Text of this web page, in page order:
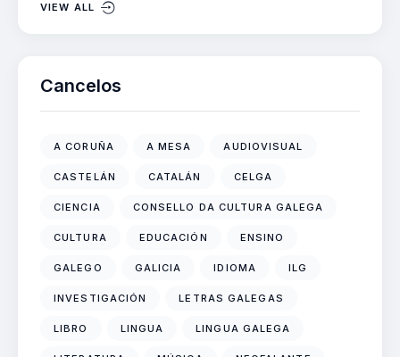
VIEW ALL
Cancelos
A CORUÑA A MESA AUDIOVISUAL
CASTELÁN CATALÁN CELGA
CIENCIA CONSELLO DA CULTURA GALEGA
CULTURA EDUCACIÓN ENSINO
GALEGO GALICIA IDIOMA ILG
INVESTIGACIÓN LETRAS GALEGAS
LIBRO LINGUA LINGUA GALEGA